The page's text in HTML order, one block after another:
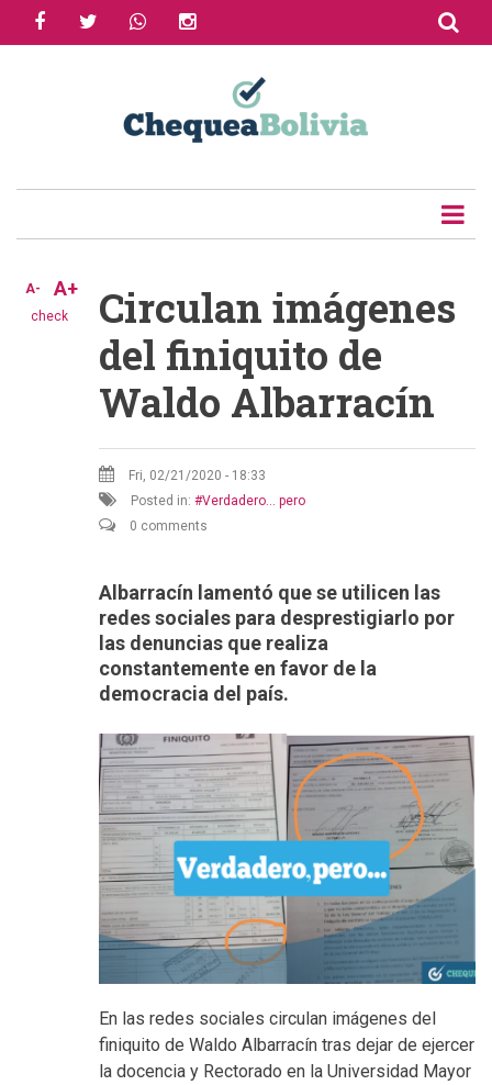
facebooktwitter whatsapp
check
A- A+
Circulan imágenes
del finiquito de
Waldo Albarracín
Fri, 02/21/2020 - 18:33
Posted in:
Verdadero... pero
0 comments
Albarracín l amentó que se utilicen las
redes sociales para desprestigiarlo por
las denuncias que realiza
constantemente en favor de la
democracia del país.
En las redes sociales circulan imágenes del
finiquito de Waldo Albarracín tras dejar de ejercer
la docencia y Rectorado en la Universidad Mayor